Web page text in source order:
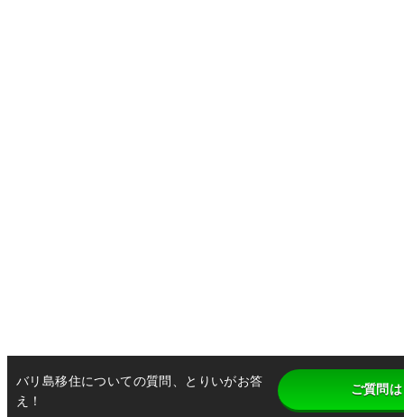
バリ島移住についての質問、とりいがお答
え！
ご質問